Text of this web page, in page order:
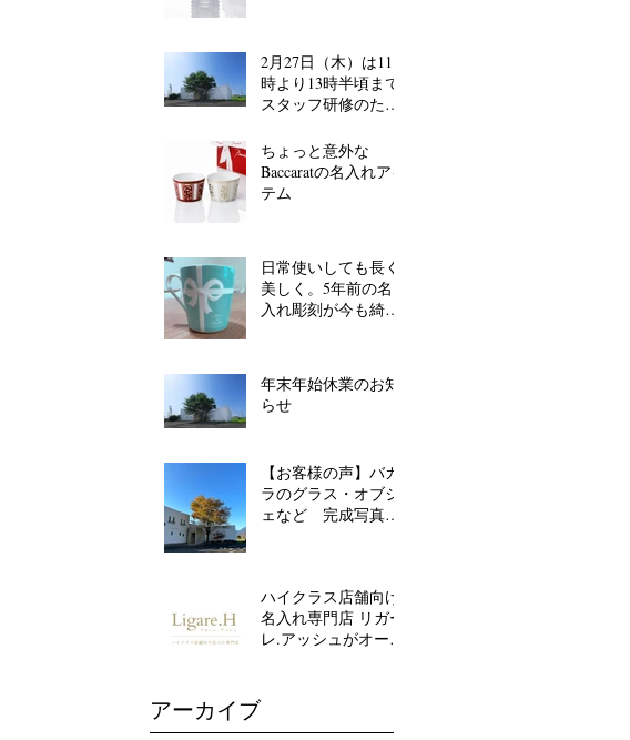
2月27日（木）は11
時より13時半頃まで
スタッフ研修のた
話対応となります。
ちょっと意外な
Baccaratの名入れアイ
テム
日常使いしても長く
美しく。5年前の名
入れ彫刻が今も綺麗
年末年始休業のお知
らせ
【お客様の声】バカ
ラのグラス・オブジ
ェなど 完成写真ご
ハイクラス店舗向け
名入れ専門店 リガー
レ.アッシュがオープ
アーカイブ